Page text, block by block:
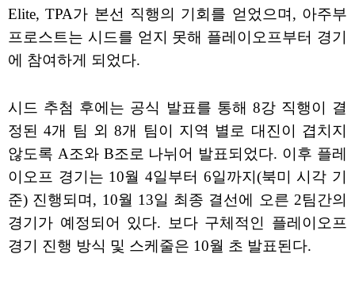
Elite, TPA가 본선 직행의 기회를 얻었으며, 아주부
프로스트는 시드를 얻지 못해 플레이오프부터 경기
에 참여하게 되었다.
시드 추첨 후에는 공식 발표를 통해 8강 직행이 결
정된 4개 팀 외 8개 팀이 지역 별로 대진이 겹치지
않도록 A조와 B조로 나뉘어 발표되었다. 이후 플레
이오프 경기는 10월 4일부터 6일까지(북미 시각 기
준) 진행되며, 10월 13일 최종 결선에 오른 2팀간의
경기가 예정되어 있다. 보다 구체적인 플레이오프
경기 진행 방식 및 스케줄은 10월 초 발표된다.